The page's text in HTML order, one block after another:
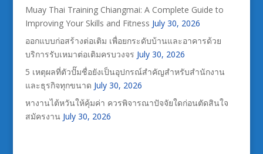
Muay Thai Training Chiangmai: A Complete Guide to
Improving Your Skills and Fitness July 30, 2026
ออกแบบก่อสร้างต่อเติม เพื่อยกระดับบ้านและอาคารด้วย
บริการรับเหมาต่อเติมครบวงจร July 30, 2026
5 เหตุผลที่ตัวปั๊มชื่อยังเป็นอุปกรณ์สำคัญสำหรับสำนักงาน
และธุรกิจทุกขนาด July 30, 2026
หางานไต้หวันให้คุ้มค่า ควรพิจารณาปัจจัยใดก่อนตัดสินใจ
สมัครงาน July 30, 2026